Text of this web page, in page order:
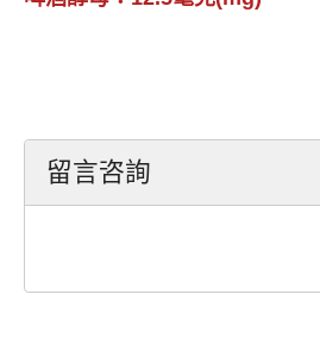
留言咨詢